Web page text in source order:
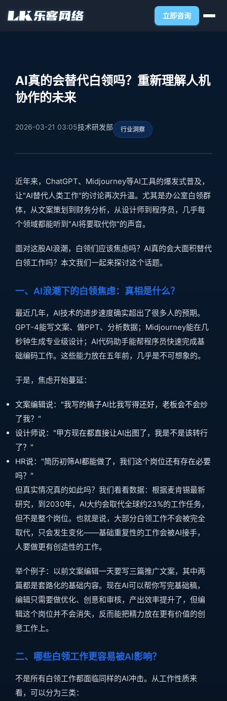
立即咨询
AI真的会替代白领吗？重新理解人机
协作的未来
2026-03-21 03:05技术研发部 行业洞察
近年来，ChatGPT、Midjourney等AI工具的爆发式普及，
让"AI替代人类工作"的讨论再次升温。尤其是办公室白领群
体，从文案策划到财务分析，从设计师到程序员，几乎每
个领域都能听到"AI将要取代你"的声音。
面对这股AI浪潮，白领们应该焦虑吗？AI真的会大面积替代
白领工作吗？本文我们一起来探讨这个话题。
一、AI浪潮下的白领焦虑：真相是什么？
最近几年，AI技术的进步速度确实超出了很多人的预期。
GPT-4能写文案、做PPT、分析数据；Midjourney能在几
秒钟生成专业级设计；AI代码助手能帮程序员快速完成基
础编码工作。这些能力放在五年前，几乎是不可想象的。
于是，焦虑开始蔓延：
文案编辑说："我写的稿子AI比我写得还好，老板会不会炒
了我？"
设计师说："甲方现在都直接让AI出图了，我是不是该转行
了？"
HR说："简历初筛AI都能做了，我们这个岗位还有存在必要
吗？"
但真实情况真的如此吗？我们看看数据：根据麦肯锡最新
研究，到2030年，AI大约会取代全球约23%的工作任务，
但不是整个岗位。也就是说，大部分白领工作不会被完全
取代，只会发生变化——基础重复性的工作会被AI接手，
人要做更有创造性的工作。
举个例子：以前文案编辑一天要写三篇推广文案，其中两
篇都是套路化的基础内容。现在AI可以帮你写完基础稿，
编辑只需要做优化、创意和审核，产出效率提升了，但编
辑这个岗位并不会消失，反而能把精力放在更有价值的创
意工作上。
二、哪些白领工作更容易被AI影响？
不是所有白领工作都面临同样的AI冲击。从工作性质来
看，可以分为三类：